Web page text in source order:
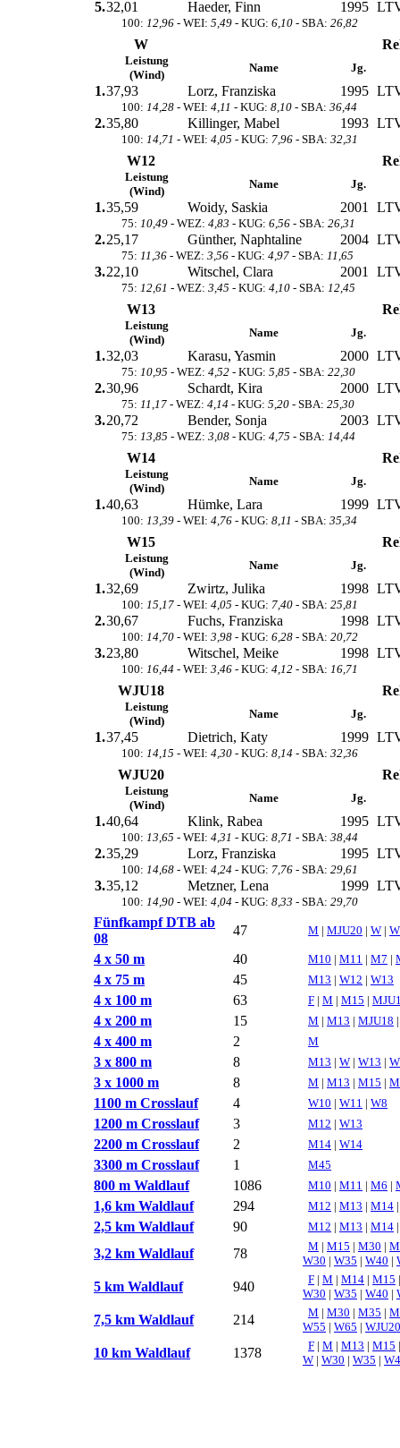
5.32,01 Haeder, Finn 1995
100: 12,96 - WEI: 5,49 - KUG: 6,10 - SBA: 26,82
W
Leistung
(Wind)
Name Jg.
1.37,93 Lorz, Franziska 1995
100: 14,28 - WEI: 4,11 - KUG: 8,10 - SBA: 36,44
2.35,80 Killinger, Mabel 1993
100: 14,71 - WEI: 4,05 - KUG: 7,96 - SBA: 32,31
W12
Leistung
(Wind)
Name Jg.
1.35,59 Woidy, Saskia 2001
75: 10,49 - WEZ: 4,83 - KUG: 6,56 - SBA: 26,31
2.25,17 Günther, Naphtaline 2004
75: 11,36 - WEZ: 3,56 - KUG: 4,97 - SBA: 11,65
3.22,10 Witschel, Clara 2001
75: 12,61 - WEZ: 3,45 - KUG: 4,10 - SBA: 12,45
W13
Leistung
(Wind)
Name Jg.
1.32,03 Karasu, Yasmin 2000
75: 10,95 - WEZ: 4,52 - KUG: 5,85 - SBA: 22,30
2.30,96 Schardt, Kira 2000
75: 11,17 - WEZ: 4,14 - KUG: 5,20 - SBA: 25,30
3.20,72 Bender, Sonja 2003
75: 13,85 - WEZ: 3,08 - KUG: 4,75 - SBA: 14,44
W14
Leistung
(Wind)
Name Jg.
1.40,63 Hümke, Lara 1999
100: 13,39 - WEI: 4,76 - KUG: 8,11 - SBA: 35,34
W15
Leistung
(Wind)
Name Jg.
1.32,69 Zwirtz, Julika 1998
100: 15,17 - WEI: 4,05 - KUG: 7,40 - SBA: 25,81
2.30,67 Fuchs, Franziska 1998
100: 14,70 - WEI: 3,98 - KUG: 6,28 - SBA: 20,72
3.23,80 Witschel, Meike 1998
100: 16,44 - WEI: 3,46 - KUG: 4,12 - SBA: 16,71
WJU18
Leistung
(Wind)
Name Jg.
1.37,45 Dietrich, Katy 1999
100: 14,15 - WEI: 4,30 - KUG: 8,14 - SBA: 32,36
WJU20
Leistung
(Wind)
Name Jg.
1.40,64 Klink, Rabea 1995
100: 13,65 - WEI: 4,31 - KUG: 8,71 - SBA: 38,44
2.35,29 Lorz, Franziska 1995
100: 14,68 - WEI: 4,24 - KUG: 7,76 - SBA: 29,61
3.35,12 Metzner, Lena 1999
100: 14,90 - WEI: 4,04 - KUG: 8,33 - SBA: 29,70
Fünfkampf DTB ab
08
47 M | MJU20 | W |
4 x 50 m 40 M10 | M11 | M7 |
4 x 75 m 45 M13 | W12 | W13
4 x 100 m 63 F | M | M15 |
4 x 200 m 15 M | M13 | MJU18
4 x 400 m 2 M
3 x 800 m 8 M13 | W | W13 |
3 x 1000 m 8 M | M13 | M15 |
1100 m Crosslauf 4 W10 | W11 | W8
1200 m Crosslauf 3 M12 | W13
2200 m Crosslauf 2 M14 | W14
3300 m Crosslauf 1 M45
800 m Waldlauf 1086 M10 | M11 | M6 |
1,6 km Waldlauf 294 M12 | M13 | M14
2,5 km Waldlauf 90 M12 | M13 | M14
3,2 km Waldlauf 78 M | M15 | M30 |
W30 | W35 | W40 |
5 km Waldlauf 940 F | M | M14 | M15
W30 | W35 | W40 |
7,5 km Waldlauf 214 M | M30 | M35 |
W55 | W65 | WJU20
10 km Waldlauf 1378 F | M | M13 | M15
W | W30 | W35 |